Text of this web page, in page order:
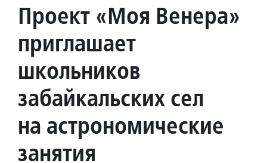
Проект «Моя Венера»
приглашает
школьников
забайкальских сел
на астрономические
занятия